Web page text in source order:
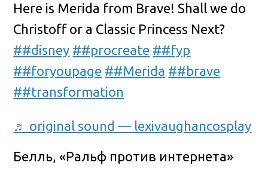
Here is Merida from Brave! Shall we do
Christoff or a Classic Princess Next?
##disney ##procreate ##fyp
##foryoupage ##Merida ##brave
##transformation
♬ original sound — lexivaughancosplay
Белль, «Ральф против интернета»